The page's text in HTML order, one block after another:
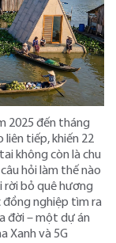
2025 đến tháng
liên tiếp, khiến 22
không còn là chu
hỏi làm thế nào
rời bỏ quê hương
đồng nghiệp tìm ra
đời – một dự án
Xanh và 5G